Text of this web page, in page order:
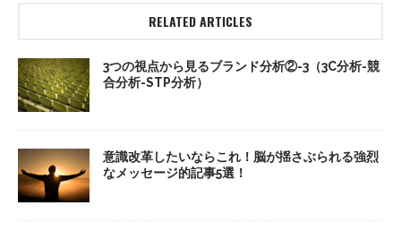
RELATED ARTICLES
3つの視点から見るブランド分析②-3（3C分析-競
合分析-STP分析）
意識改革したいならこれ！脳が揺さぶられる強烈
なメッセージ的記事5選！